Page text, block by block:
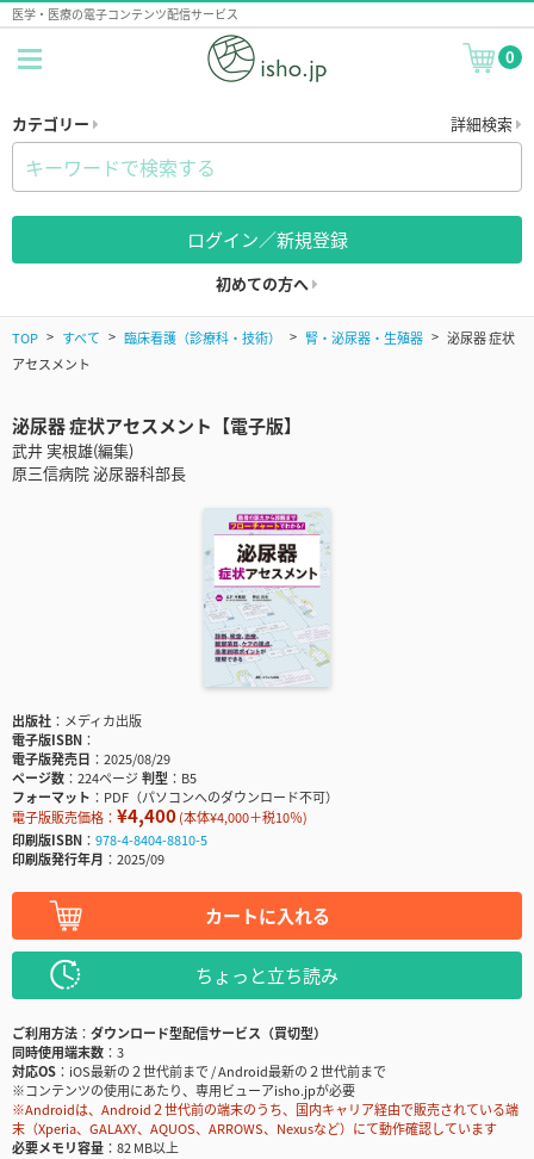
医学・医療の電子コンテンツ配信サービス
0
カテゴリー 詳細検索
ログイン／新規登録
初めての方へ
TOP すべて 臨床看護（診療科・技術） 腎・泌尿器・生殖器
泌尿器 症状
アセスメント
泌尿器 症状アセスメント【電子版】
武井 実根雄(編集)
原三信病院 泌尿器科部長
出版社
メディカ出版
電子版ISBN
電子版発売日
2025/08/29
ページ数
224ページ判型
B5
フォーマット
PDF（パソコンへのダウンロード不可）
電子版販売価格： ¥4,400(本体¥4,000＋税10％)
印刷版ISBN
978-4-8404-8810-5
印刷版発行年月
2025/09
カートに入れる
ちょっと立ち読み
ご利用方法
ダウンロード型配信サービス（買切型）
同時使用端末数
3
対応OS
iOS最新の２世代前まで / Android最新の２世代前まで
※コンテンツの使用にあたり、専用ビューアisho.jpが必要
※Androidは、Android２世代前の端末のうち、国内キャリア経由で販売されている端
末（Xperia、GALAXY、AQUOS、ARROWS、Nexusなど）にて動作確認しています
必要メモリ容量
82 MB以上